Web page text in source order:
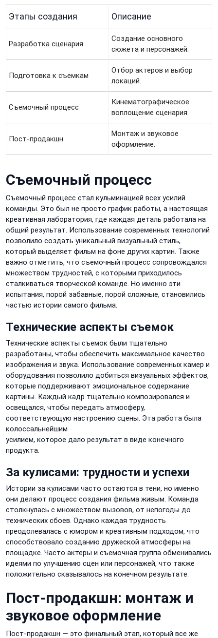
Этапы создания Описание
Разработка сценария
Создание основного
сюжета и персонажей.
Подготовка к съемкам
Отбор актеров и выбор
локаций.
Съемочный процесс
Кинематографическое
воплощение сценария.
Пост-продакшн
Монтаж и звуковое
оформление.
Съемочный процесс
Съемочный процесс стал кульминацией всех усилий
команды. Это был не просто график работы, а настоящая
креативная лаборатория, где каждая деталь работала на
общий результат. Использование современных технологий
позволило создать уникальный визуальный стиль,
который выделяет фильм на фоне других картин. Также
важно отметить, что съемочный процесс сопровождался
множеством трудностей, с которыми приходилось
сталкиваться творческой команде. Но именно эти
испытания, порой забавные, порой сложные, становились
частью истории самого фильма.
Технические аспекты съемок
Технические аспекты съемок были тщательно
разработаны, чтобы обеспечить максимальное качество
изображения и звука. Использование современных камер и
оборудования позволило добиться визуальных эффектов,
которые поддерживают эмоциональное содержание
картины. Каждый кадр тщательно композировался и
освещался, чтобы передать атмосферу,
соответствующую настроению сцены. Эта работа была
колоссальнейшим
усилием, которое дало результат в виде конечного
продукта.
За кулисами: трудности и успехи
Истории за кулисами часто остаются в тени, но именно
они делают процесс создания фильма живым. Команда
столкнулась с множеством вызовов, от непогоды до
технических сбоев. Однако каждая трудность
преодолевалась с юмором и креативным подходом, что
способствовало созданию дружеской атмосферы на
площадке. Часто актеры и съемочная группа обменивались
идеями по улучшению сцен или персонажей, что также
положительно сказывалось на конечном результате.
Пост-продакшн: монтаж и
звуковое оформление
Пост-продакшн — это финальный этап, который все же